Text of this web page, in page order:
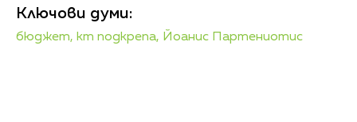
Ключови думи:
бюджет, кт подкрепа, Йоанис Партениотис